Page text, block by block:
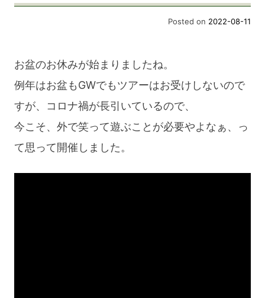
Posted on 2022-08-11
お盆のお休みが始まりましたね。
例年はお盆もGWでもツアーはお受けしないので
すが、コロナ禍が長引いているので、
今こそ、外で笑って遊ぶことが必要やよなぁ、っ
て思って開催しました。